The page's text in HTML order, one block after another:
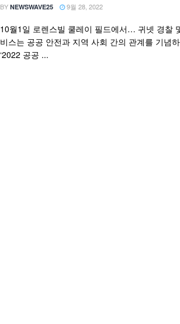
BY NEWSWAVE25 9월 28, 2022
10월1일 로렌스빌 쿨레이 필드에서… 귀넷 경찰
비스는 공공 안전과 지역 사회 간의 관계를 기념
‘2022 공공 ...